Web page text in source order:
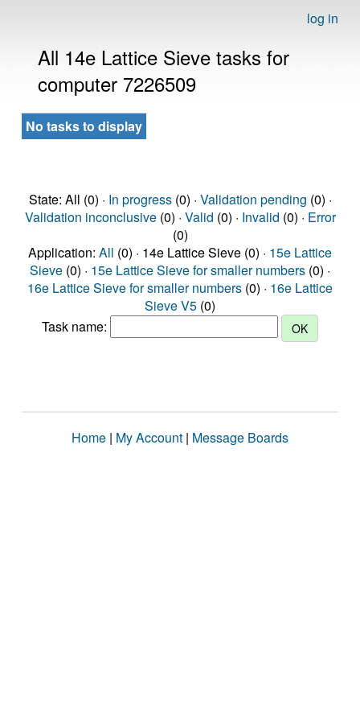
log in
All 14e Lattice Sieve tasks for
computer 7226509
No tasks to display
State: All (0) · In progress(0) · Validation pending (0) ·
Validation inconclusive(0) · Valid (0) · Invalid (0) · Error
(0)
Application: All (0) · 14e Lattice Sieve (0) · 15e Lattice
Sieve (0) · 15e Lattice Sieve for smaller numbers (0) ·
16e Lattice Sieve for smaller numbers (0) · 16e Lattice
Sieve V5 (0)
Task name:
Home | My Account | Message Boards